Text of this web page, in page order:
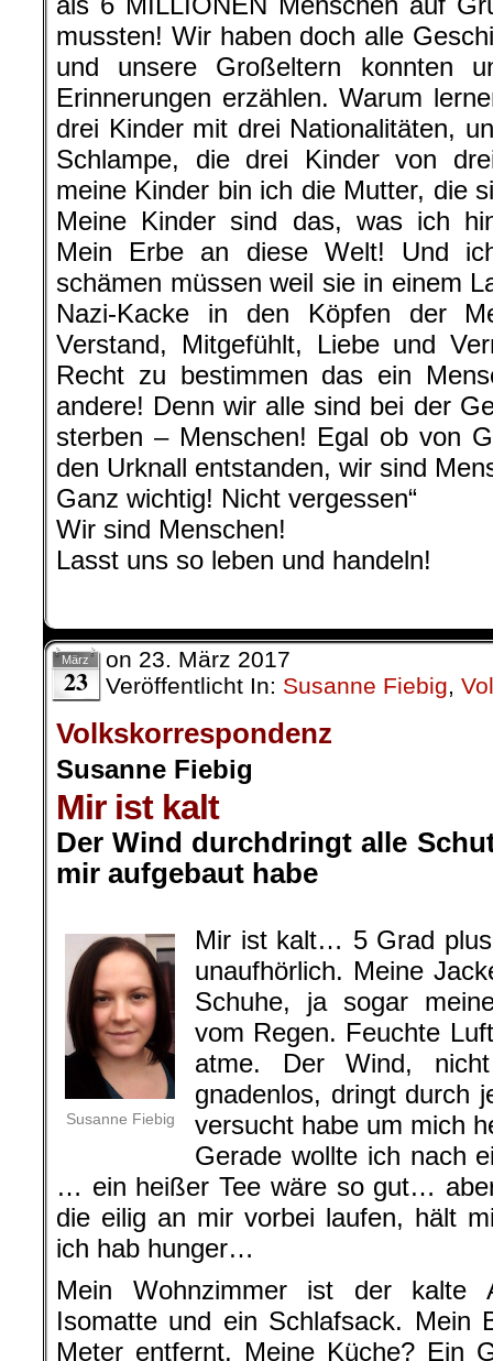
mussten! Wir haben doch alle
und unsere Großeltern konnten
Erinnerungen erzählen. Warum
drei Kinder mit drei Nationalitäten,
Schlampe, die drei Kinder von
meine Kinder bin ich die Mutter, die
Meine Kinder sind das, was ich
Mein Erbe an diese Welt! Und
schämen müssen weil sie in einem
Nazi-Kacke in den Köpfen der
Verstand, Mitgefühlt, Liebe und
Recht zu bestimmen das ein
andere! Denn wir alle sind bei der
sterben – Menschen! Egal ob von
den Urknall entstanden, wir sind
Ganz wichtig! Nicht vergessen“
Wir sind Menschen!
Lasst uns so leben und handeln!
März
23
on 23. März 2017
Veröffentlicht In: Susanne Fiebig,
Volkskorrespondenz
Susanne Fiebig
Mir ist kalt
Der Wind durchdringt alle
mir aufgebaut habe
Susanne Fiebig
Mir ist kalt… 5 Grad
unaufhörlich. Meine
Schuhe, ja sogar
vom Regen. Feuchte
atme. Der Wind,
gnadenlos, dringt durch
versucht habe um mich
Gerade wollte ich nach
… ein heißer Tee wäre so gut…
die eilig an mir vorbei laufen, hält
ich hab hunger…
Mein Wohnzimmer ist der kalte
Isomatte und ein Schlafsack. Mein
Meter entfernt. Meine Küche? Ein